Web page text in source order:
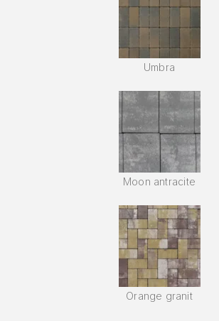
Umbra
Moon antracite
Orange granit